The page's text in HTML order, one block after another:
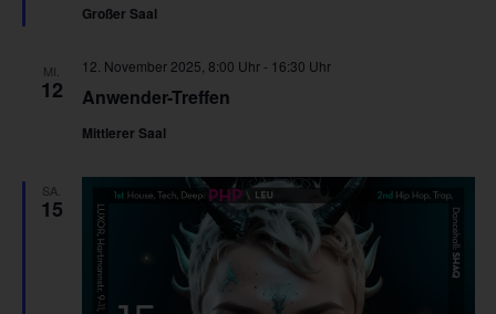
Großer Saal
MI.
12 Anwender-Treffen
12. November 2025, 8:00 Uhr- 16:30 Uhr
Mittlerer Saal
SA.
15